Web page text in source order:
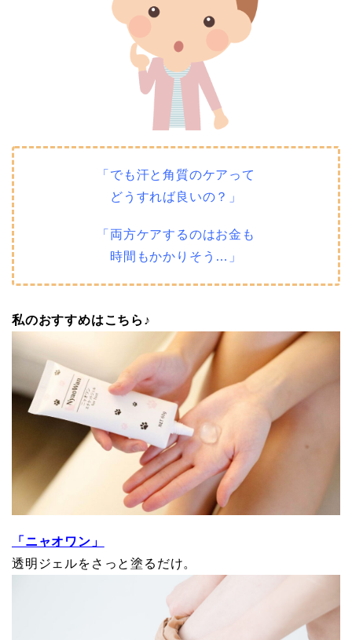
「でも汗と角質のケアって
どうすれば良いの？」
「両方ケアするのはお金も
時間もかかりそう…」
私のおすすめはこちら♪
「ニャオワン」
透明ジェルをさっと塗るだけ。